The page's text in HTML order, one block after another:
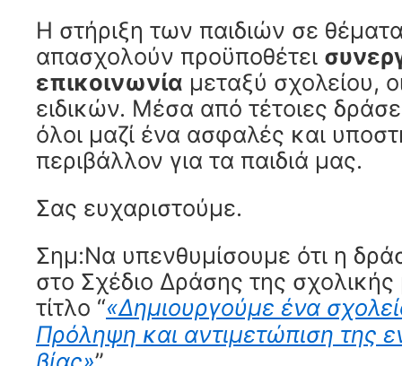
Η στήριξη των παιδιών σε
απασχολούν προϋποθέτει
επικοινωνία μεταξύ σχολείου,
ειδικών. Μέσα από τέτοιες
όλοι μαζί ένα ασφαλές και
περιβάλλον για τα παιδιά μας.
Σας ευχαριστούμε.
Σημ:Να υπενθυμίσουμε ότι η
στο Σχέδιο Δράσης της
τίτλο “«Δημιουργούμε ένα
Πρόληψη και αντιμετώπιση της